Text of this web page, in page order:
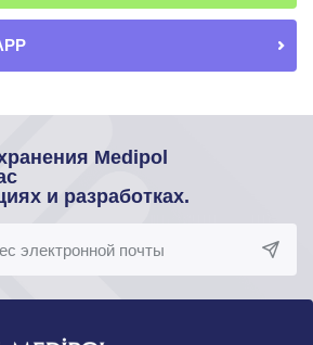
Medipol
и разработках.